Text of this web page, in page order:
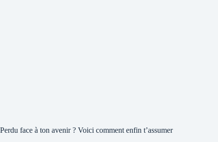
Perdu face à ton avenir ? Voici comment enfin t’assumer